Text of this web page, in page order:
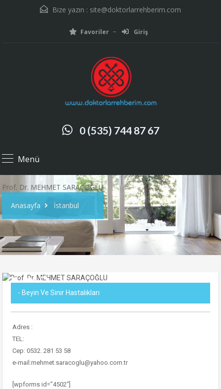
Bize yazın : site@doktorlarrehberim.com
Favoriler Giriş
0 (535) 744 87 67
Menü
Prof. Dr. MEHMET SARAÇOĞLU
Anasayfa
İstanbul
- Beyin Ve Sinir Hastalıkları
Adres :
TEL:
Cep: 0532. 281 53 58
e-mail:mehmet.saracoglu@yahoo.com.tr
[wpforms id=”4502″]